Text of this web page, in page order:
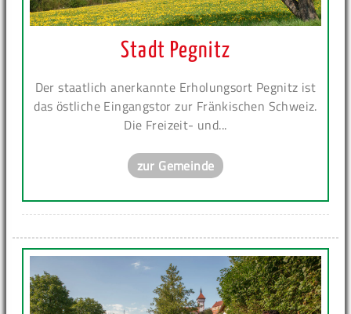
Stadt Pegnitz
Der staatlich anerkannte Erholungsort Pegnitz ist
das östliche Eingangstor zur Fränkischen Schweiz.
Die Freizeit- und...
zur Gemeinde